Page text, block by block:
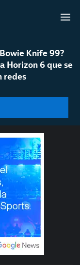
Knife 99?
Horizon 6 que se
redes